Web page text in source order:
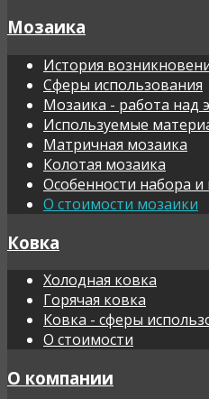
Мозаика
История
Сферы использования
Мозаика - работа над
Используемые
Матричная мозаика
Колотая мозаика
Особенности набора
О стоимости мозаики
Ковка
Холодная ковка
Горячая ковка
Ковка - сферы
О стоимости
О компании